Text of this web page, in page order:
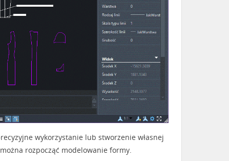
wykorzystanie lub stworzenie własnej
rozpocząć modelowanie formy.